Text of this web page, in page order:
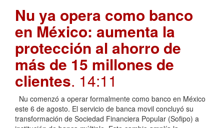
Nu ya opera como banco
en México: aumenta la
protección al ahorro de
más de 15 millones de
clientes. 14:11
Nu comenzó a operar formalmente como banco en México
este 6 de agosto. El servicio de banca movil concluyó su
transformación de Sociedad Financiera Popular (Sofipo) a